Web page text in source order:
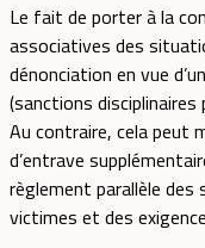
Le fait de porter à la
associatives des
dénonciation en vue
(sanctions
Au contraire, cela peut
d’entrave
règlement parallèle
victimes et des